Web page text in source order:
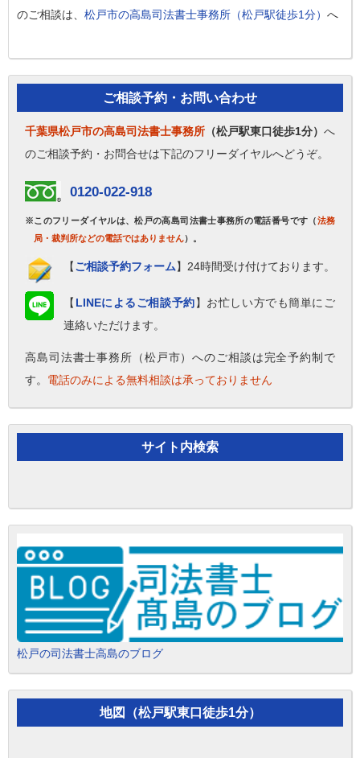
のご相談は、 松戸市の高島司法書士事務所（松戸駅徒歩1分） へ
ご相談予約・お問い合わせ
千葉県松戸市の高島司法書士事務所 （松戸駅東口徒歩1分） へ
のご相談予約・お問合せは下記のフリーダイヤルへどうぞ。
0120-022-918
※このフリーダイヤルは、松戸の高島司法書士事務所の電話番号です（法務
局・裁判所などの電話ではありません）。
【ご相談予約フォーム】24時間受け付けております。
【 LINEによるご相談予約】お忙しい方でも簡単にご
連絡いただけます。
高島司法書士事務所（松戸市）へのご相談は完全予約制で
す。 電話のみによる無料相談は承っておりません
サイト内検索
松戸の司法書士高島のブログ
地図（松戸駅東口徒歩1分）